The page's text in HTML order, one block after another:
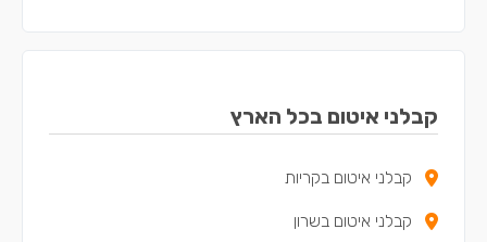
קבלני איטום בכל הארץ
קבלני איטום בקריות
קבלני איטום בשרון